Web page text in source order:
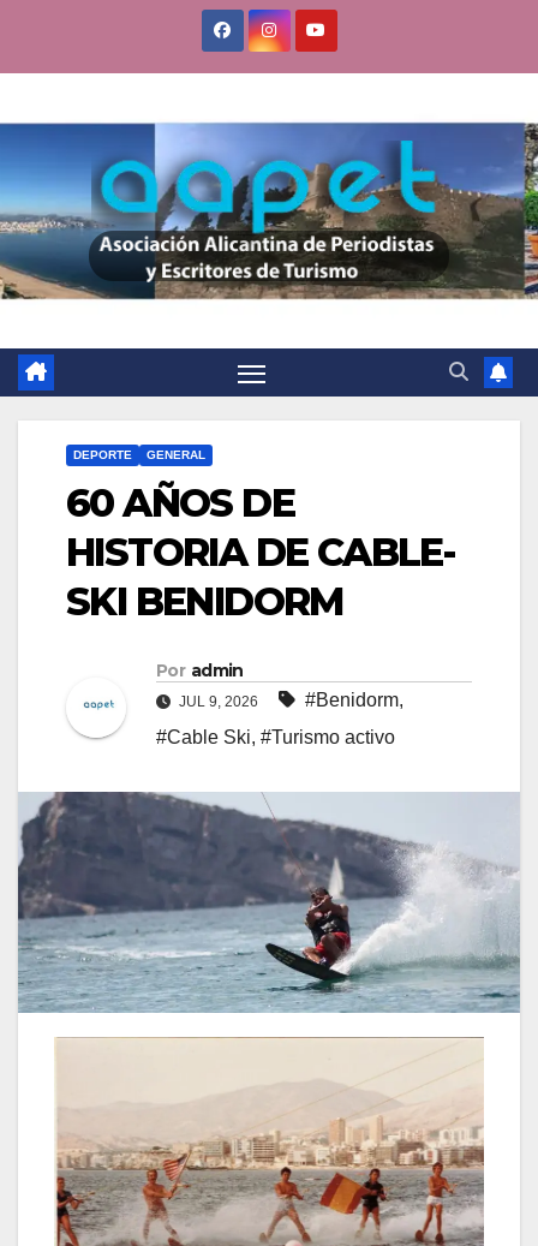
DEPORTE GENERAL
60 AÑOS DE
HISTORIA DE CABLE-
SKI BENIDORM
Por admin
JUL 9, 2026 #Benidorm,
#Cable Ski, #Turismo activo